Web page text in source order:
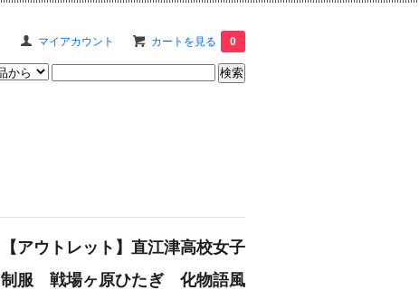
マイアカウント カートを見る 0
【アウトレット】直江津高校女子
制服 戦場ヶ原ひたぎ 化物語風